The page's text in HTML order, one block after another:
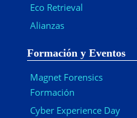
Eco Retrieval
Alianzas
Formación y Eventos
Magnet Forensics
Formación
Cyber Experience Day